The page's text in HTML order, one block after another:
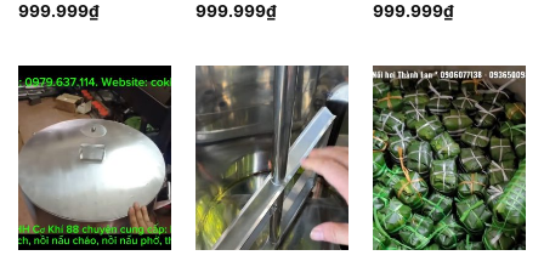
999.999₫
999.999₫ 999.999₫